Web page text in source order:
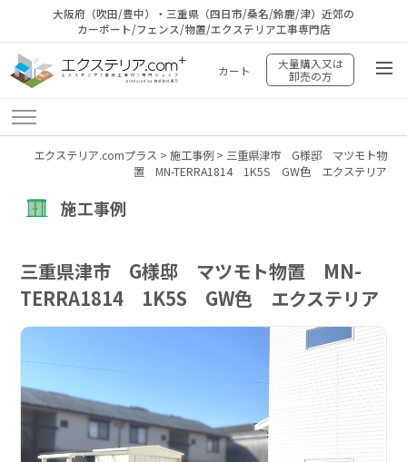
大阪府（吹田/豊中）・三重県（四日市/桑名/鈴鹿/津）近郊の
カーポート/フェンス/物置/エクステリア工事専門店
カート
大量購入又は
卸売の方
エクステリア.comプラス > 施工事例> 三重県津市 G様邸 マツモト物
置 MN-TERRA1814 1K5S GW色 エクステリア
施工事例
三重県津市 G様邸 マツモト物置 MN-
TERRA1814 1K5S GW色 エクステリア